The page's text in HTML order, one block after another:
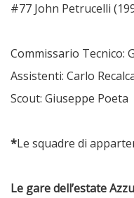
#77 John Petrucelli
Commissario Tecnico:
Assistenti: Carlo
Scout: Giuseppe Poeta
*Le squadre di
Le gare dell’estate